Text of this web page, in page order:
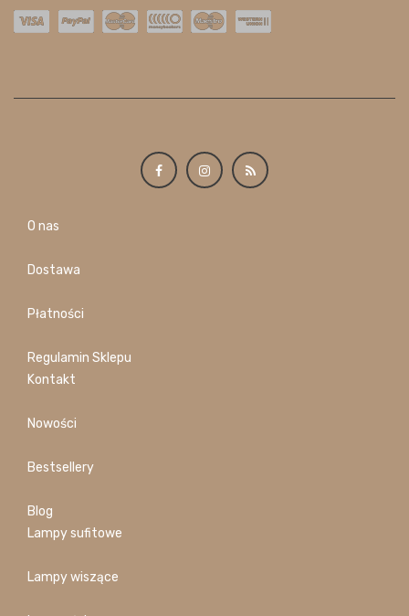
O nas
Dostawa
Płatności
Regulamin Sklepu
Kontakt
Nowości
Bestsellery
Blog
Lampy sufitowe
Lampy wiszące